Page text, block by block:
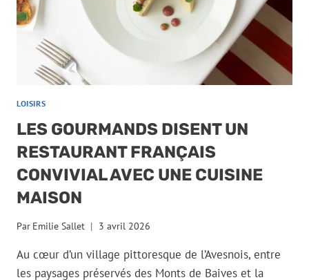
LOISIRS
LES GOURMANDS DISENT UN
RESTAURANT FRANÇAIS
CONVIVIAL AVEC UNE CUISINE
MAISON
Par Emilie Sallet 3 avril 2026
Au cœur d’un village pittoresque de l’Avesnois, entre
les paysages préservés des Monts de Baives et la